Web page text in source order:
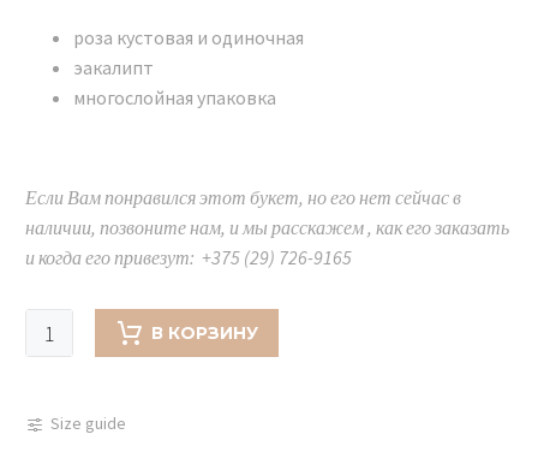
роза кустовая и одиночная
эакалипт
многослойная упаковка
Если Вам понравился этот букет, но его нет сейчас в
наличии, позвоните нам, и мы расскажем , как его заказать
и когда его привезут: +375 (29) 726-9165
Количество
товара
с
В КОРЗИНУ
Size guide